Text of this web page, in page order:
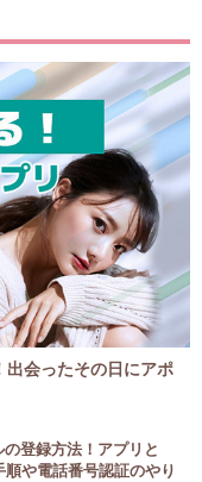
出会ったその日にアポ
登録方法！アプリと
や電話番号認証のやり